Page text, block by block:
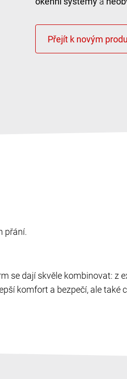
přání.
se dají skvěle kombinovat: z
komfort a bezpečí, ale také